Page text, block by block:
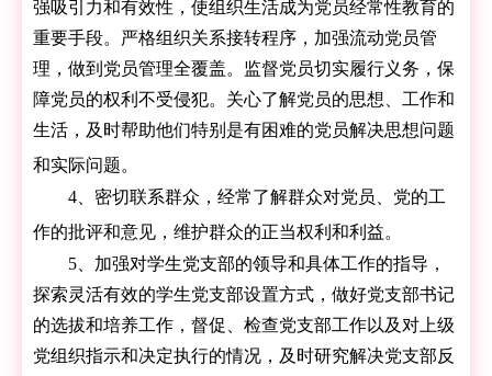
强吸引力和有效性，使组织生活成为党员经常性教育的
重要手段。严格组织关系接转程序，加强流动党员管
理，做到党员管理全覆盖。监督党员切实履行义务，保
障党员的权利不受侵犯。关心了解党员的思想、工作和
生活，及时帮助他们特别是有困难的党员解决思想问题
和实际问题。
4、密切联系群众，经常了解群众对党员、党的工
作的批评和意见，维护群众的正当权利和利益。
5、加强对学生党支部的领导和具体工作的指导，
探索灵活有效的学生党支部设置方式，做好党支部书记
的选拔和培养工作，督促、检查党支部工作以及对上级
党组织指示和决定执行的情况，及时研究解决党支部反